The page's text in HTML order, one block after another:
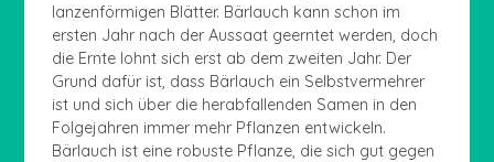
lanzenförmigen Blätter. Bärlauch kann schon im
ersten Jahr nach der Aussaat geerntet werden, doch
die Ernte lohnt sich erst ab dem zweiten Jahr. Der
Grund dafür ist, dass Bärlauch ein Selbstvermehrer
ist und sich über die herabfallenden Samen in den
Folgejahren immer mehr Pflanzen entwickeln.
Bärlauch ist eine robuste Pflanze, die sich gut gegen